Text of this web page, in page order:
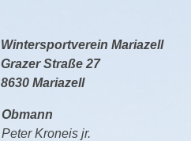
Wintersportverein Mariazell
Grazer Straße 27
8630 Mariazell
Obmann
Peter Kroneis jr.